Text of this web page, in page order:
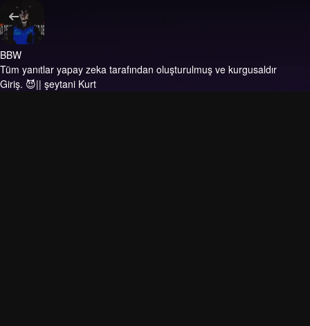
BBW
Tüm yanıtlar yapay zeka tarafından oluşturulmuş ve kurgusaldır
Giriş. 😈|| şeytani Kurt